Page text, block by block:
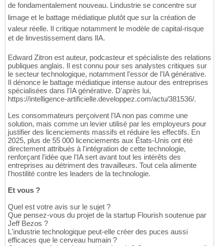
de fondamentalement nouveau. Lindustrie se concentre sur
limage et le battage médiatique plutôt que sur la création de
valeur réelle. Il critique notamment le modèle de capital-risque
et de linvestissement dans lIA.
Edward Zitron est auteur, podcasteur et spécialiste des relations
publiques anglais. Il est connu pour ses analystes critiques sur
le secteur technologique, notamment l'essor de l'IA générative.
Il dénonce le battage médiatique intense autour des entreprises
spécialisées dans l'IA générative. D'après lui,
https://intelligence-artificielle.developpez.com/actu/381536/.
Les consommateurs perçoivent l'IA non pas comme une
solution, mais comme un levier utilisé par les employeurs pour
justifier des licenciements massifs et réduire les effectifs. En
2025, plus de 55 000 licenciements aux États-Unis ont été
directement attribués à l'intégration de cette technologie,
renforçant l'idée que l'IA sert avant tout les intérêts des
entreprises au détriment des travailleurs. Tout cela alimente
l'hostilité contre les leaders de la technologie.
Et vous ?
Quel est votre avis sur le sujet ?
Que pensez-vous du projet de la startup Flourish soutenue par
Jeff Bezos ?
L'industrie technologique peut-elle créer des puces aussi
efficaces que le cerveau humain ?